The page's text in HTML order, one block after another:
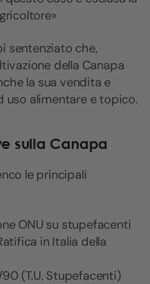
sentenziato che,
della Canapa
la sua vendita e
uso alimentare e topico.
sulla Canapa
le principali
ONU su stupefacenti
in Italia della
(T.U. Stupefacenti)